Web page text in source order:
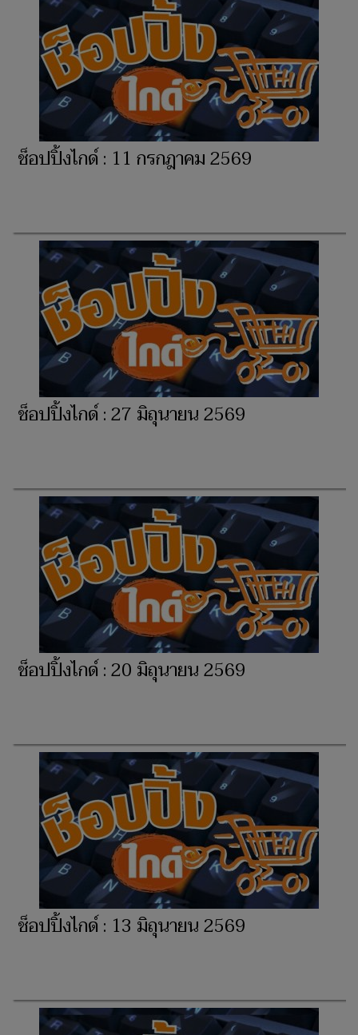
ช็อปปิ้งไกด์ : 11 กรกฎาคม 2569
ช็อปปิ้งไกด์ : 27 มิถุนายน 2569
ช็อปปิ้งไกด์ : 20 มิถุนายน 2569
ช็อปปิ้งไกด์ : 13 มิถุนายน 2569